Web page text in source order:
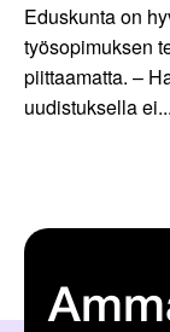
Eduskunta on
työsopimuksen
piittaamatta. –
uudistuksella ei...